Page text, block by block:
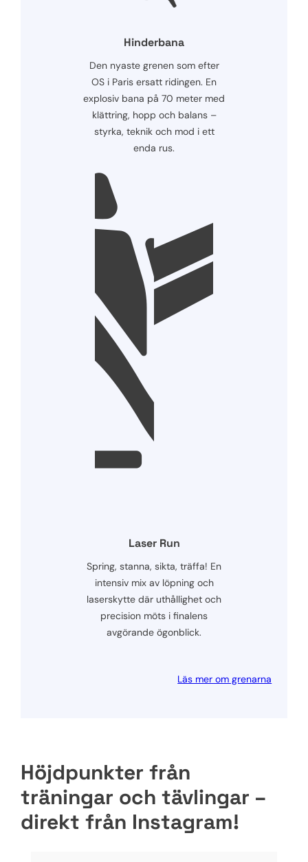
Hinderbana
Den nyaste grenen som efter
OS i Paris ersatt ridingen. En
explosiv bana på 70 meter med
klättring, hopp och balans –
styrka, teknik och mod i ett
enda rus.
Laser Run
Spring, stanna, sikta, träffa! En
intensiv mix av löpning och
laserskytte där uthållighet och
precision möts i finalens
avgörande ögonblick.
Läs mer om grenarna
Höjdpunkter från
träningar och tävlingar –
direkt från Instagram!